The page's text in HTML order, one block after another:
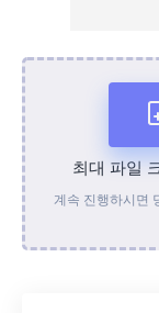
최대 파일
계속 진행하시면